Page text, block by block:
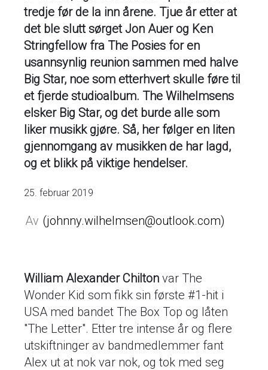
tredje før de la inn årene. Tjue år etter at
det ble slutt sørget Jon Auer og Ken
Stringfellow fra The Posies for en
usannsynlig reunion sammen med halve
Big Star, noe som etterhvert skulle føre til
et fjerde studioalbum. The Wilhelmsens
elsker Big Star, og det burde alle som
liker musikk gjøre. Så, her følger en liten
gjennomgang av musikken de har lagd,
og et blikk på viktige hendelser.
25. februar 2019
johnny.wilhelmsen@outlook.com
William Alexander Chilton var The
Wonder Kid som fikk sin første #1-hit i
USA med bandet The Box Top og låten
"The Letter". Etter tre intense år og flere
utskiftninger av bandmedlemmer fant
Alex ut at nok var nok, og tok med seg